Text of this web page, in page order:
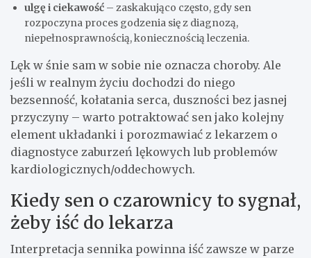
ulgę i ciekawość – zaskakująco często, gdy sen
rozpoczyna proces godzenia się z diagnozą,
niepełnosprawnością, koniecznością leczenia.
Lęk w śnie sam w sobie nie oznacza choroby. Ale
jeśli w realnym życiu dochodzi do niego
bezsenność, kołatania serca, duszności bez jasnej
przyczyny – warto potraktować sen jako kolejny
element układanki i porozmawiać z lekarzem o
diagnostyce zaburzeń lękowych lub problemów
kardiologicznych/oddechowych.
Kiedy sen o czarownicy to sygnał,
żeby iść do lekarza
Interpretacja sennika powinna iść zawsze w parze